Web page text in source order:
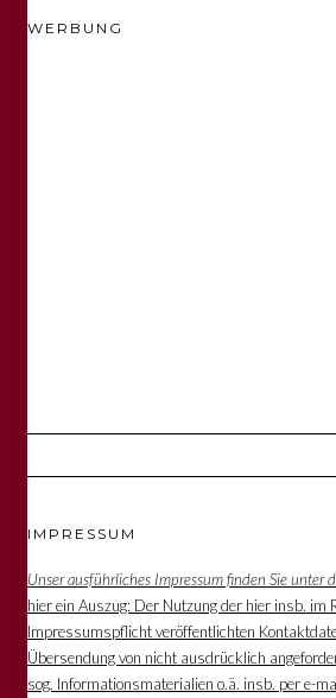
WERBUNG
IMPRESSUM
Unser ausführliches Impressum finden Sie unter
hier ein Auszug: Der Nutzung der hier insb. im
Impressumspflicht veröffentlichten
Übersendung von nicht ausdrücklich
sog. Informationsmaterialien o.ä. insb. per e-